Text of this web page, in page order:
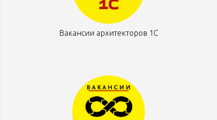
Вакансии архитекторов 1С